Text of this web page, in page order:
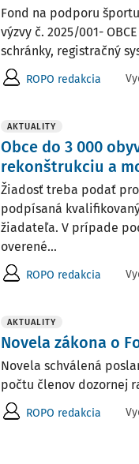
Fond na podporu
výzvy č. 2025/001-
schránky, registračný
ROPO redakcia
AKTUALITY
Obce do 3 000
rekonštrukciu a
Žiadosť treba podať
podpísaná
žiadateľa. V prípade
overené...
ROPO redakcia
AKTUALITY
Novela zákona o
Novela schválená
počtu členov dozornej
ROPO redakcia